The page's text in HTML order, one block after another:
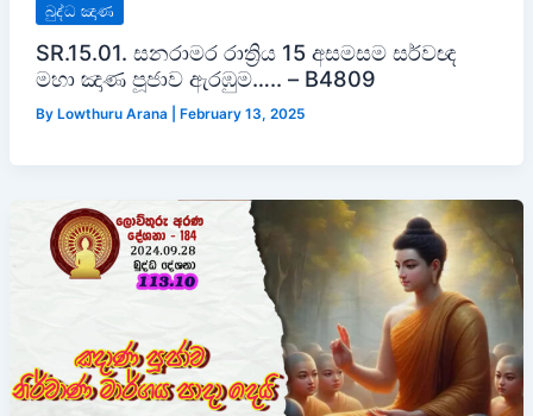
බුද්ධ ඤාණ
SR.15.01. සනරාමර රාත්‍රිය 15 අසමසම සර්වඥ
මහා ඤාණ පූජාව ඇරඹුම….. – B4809
By Lowthuru Arana February 13, 2025